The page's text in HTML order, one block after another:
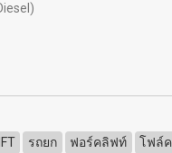
รถยก ฟอร์คลิฟท์ โฟล์